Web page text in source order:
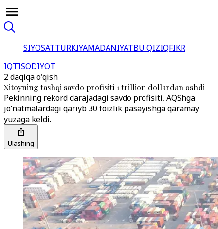
SIYOSATTURKIYAMADANIYATBU QIZIQFIKR
IQTISODIYOT
2 daqiqa o'qish
Xitoyning tashqi savdo profisiti 1 trillion dollardan oshdi
Pekinning rekord darajadagi savdo profisiti, AQShga
jo‘natmalardagi qariyb 30 foizlik pasayishga qaramay
yuzaga keldi.
Ulashing